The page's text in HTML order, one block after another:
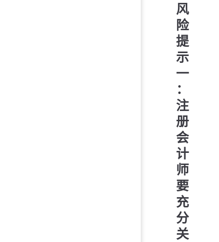
风
险
提
示
一
：
注
册
会
计
师
要
充
分
关